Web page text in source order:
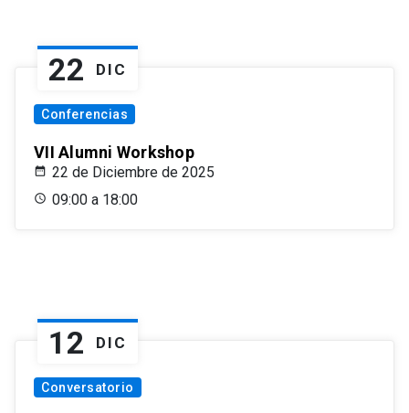
22 DIC
Conferencias
VII Alumni Workshop
22 de Diciembre de 2025
09:00 a 18:00
12 DIC
Conversatorio